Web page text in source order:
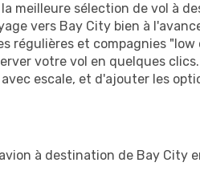
meilleure sélection de vol à
vers Bay City bien à
régulières et compagnies
votre vol en quelques
escale, et d'ajouter les
à destination de Bay City